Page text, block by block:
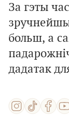
За гэты
больш, а
дадатак